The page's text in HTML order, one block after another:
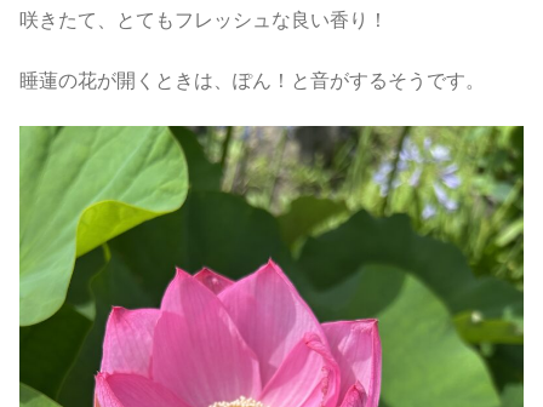
咲きたて、とてもフレッシュな良い香り！
睡蓮の花が開くときは、ぽん！と音がするそうです。